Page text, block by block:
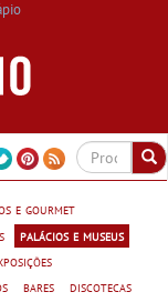
e gourmet
palácios e museus
bares
discotecas